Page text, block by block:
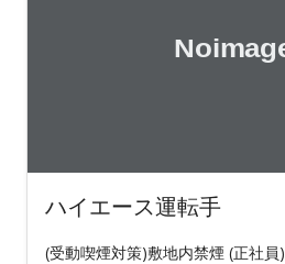
ハイエース運転手
(受動喫煙対策)敷地内禁煙 (正社員)